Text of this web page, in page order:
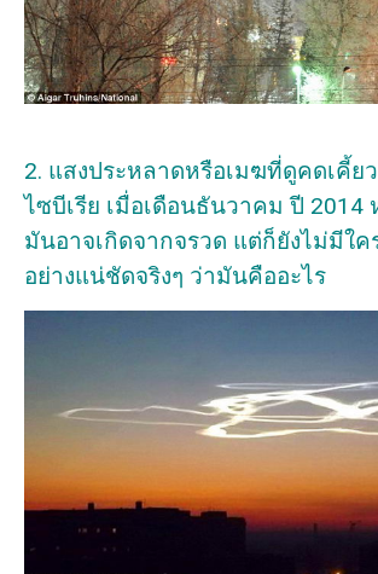
2. แสงประหลาดหรือเมฆที่ดูคดเคี้ย
ไซบีเรีย เมื่อเดือนธันวาคม ปี 2014
มันอาจเกิดจากจรวด แต่ก็ยังไม่มีใค
อย่างแน่ชัดจริงๆ ว่ามันคืออะไร